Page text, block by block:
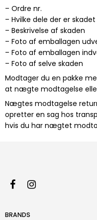
– Ordre nr.
– Hvilke dele der er skadet
– Beskrivelse af skaden
– Foto af emballagen
– Foto af emballagen
– Foto af selve skaden
Modtager du en pakke
at nægte modtagelse
Nægtes modtagelse
opretter en sag hos
hvis du har nægtet
BRANDS